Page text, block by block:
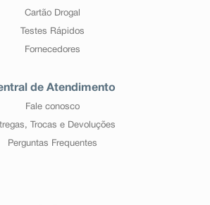
Cartão Drogal
Testes Rápidos
Fornecedores
de Atendimento
Fale conosco
Trocas e Devoluções
Perguntas Frequentes